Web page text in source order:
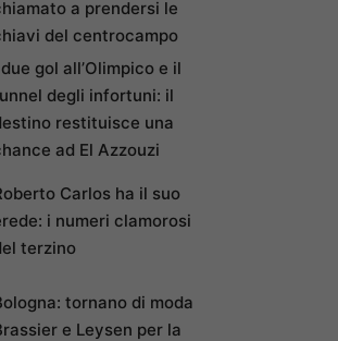
a prendersi le
del centrocampo
gol all’Olimpico e il
degli infortuni: il
restituisce una
ad El Azzouzi
Carlos ha il suo
i numeri clamorosi
terzino
tornano di moda
e Leysen per la